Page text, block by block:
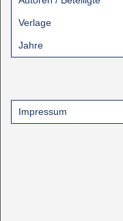
Verlage
Jahre
Impressum